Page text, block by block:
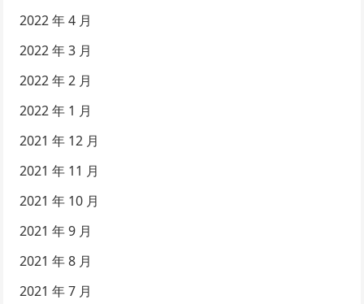
2022 年 4 月
2022 年 3 月
2022 年 2 月
2022 年 1 月
2021 年 12 月
2021 年 11 月
2021 年 10 月
2021 年 9 月
2021 年 8 月
2021 年 7 月